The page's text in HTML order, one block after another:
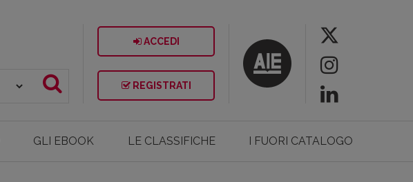
ACCEDI
REGISTRATI
GLI EBOOK LE CLASSIFICHE I FUORI CATALOGO